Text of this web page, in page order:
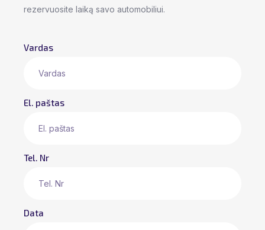
rezervuosite laiką savo automobiliui.
Vardas
El. paštas
Tel. Nr
Data